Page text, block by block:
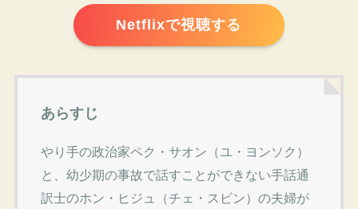
Netflixで視聴する
あらすじ
やり手の政治家ペク・サオン（ユ・ヨンソク）
と、幼少期の事故で話すことができない手話通
訳士のホン・ヒジュ（チェ・スビン）の夫婦が